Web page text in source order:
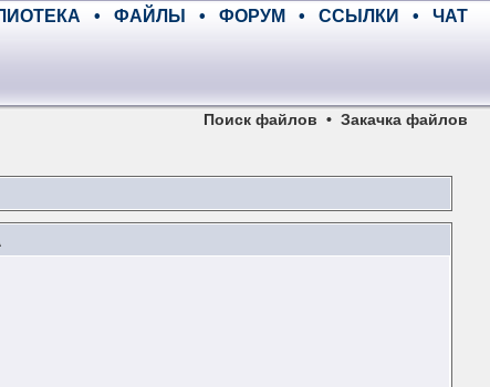
• ФАЙЛЫ • ФОРУМ • ССЫЛКИ • ЧАТ
Поиск файлов • Закачка файлов